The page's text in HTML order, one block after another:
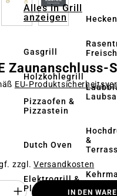
Alles in Grill
anzeigen
Gasgrill
Holzkohlegrill
Pizzaofen &
Pizzastein
Dutch Oven
Elektrogrill &
Plancha
&
Zaunanschluss-
zzgl.Versandkosten
des IN DEN